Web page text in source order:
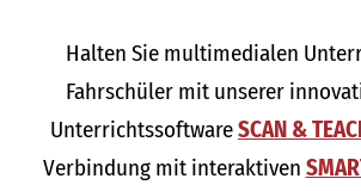
Halten Sie multimedialen
Fahrschüler mit unserer
UnterrichtssoftwareSCAN &
Verbindung mit interaktiven